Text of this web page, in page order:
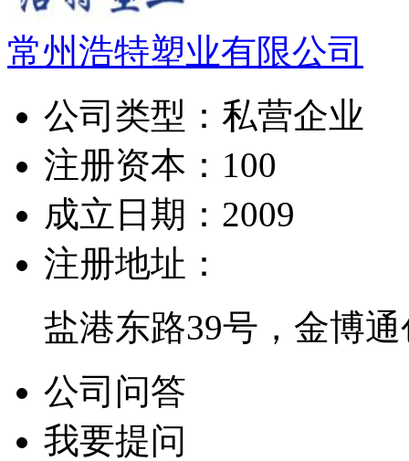
常州浩特塑业有限公司
公司类型： 私营企业
注册资本： 100
成立日期： 2009
注册地址：
盐港东路39号，金博
公司问答
我要提问